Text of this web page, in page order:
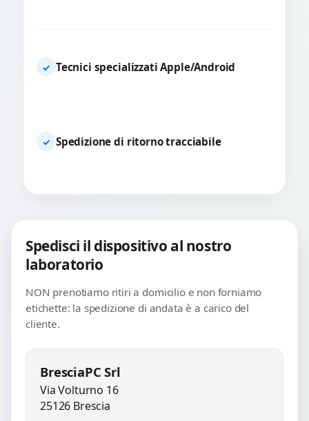
✓ Tecnici specializzati Apple/Android
✓ Spedizione di ritorno tracciabile
Spedisci il dispositivo al nostro
laboratorio
NON prenotiamo ritiri a domicilio e non forniamo
etichette: la spedizione di andata è a carico del
cliente.
BresciaPC Srl
Via Volturno 16
25126 Brescia